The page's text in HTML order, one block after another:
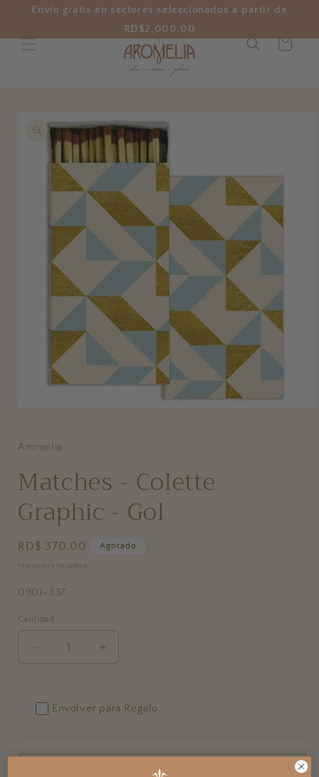
directamente
Envío gratis en sectores seleccionados a partir de
RD$2,000.00
Carrito
información
del producto
1
ventana
modal
Aromelia
Matches - Colette
Graphic - Gol
Precio
habitual
RD$ 370.00 Agotado
Impuestos incluidos.
SKU:
0901-337
Cantidad
Reducir
cantidad
-
-
Aumentar
cantidad
-
-
Envolver para Regalo
Agotado